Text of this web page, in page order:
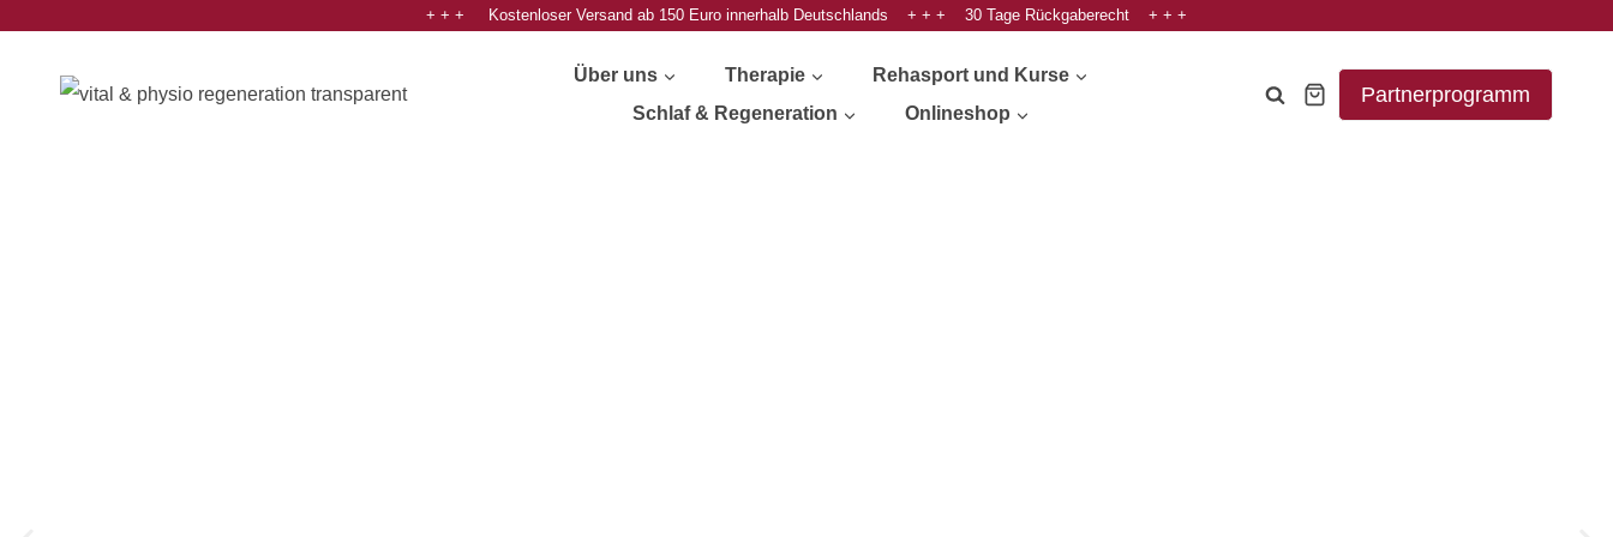
+ + + Kostenloser Versand ab 150 Euro innerhalb Deutschlands + + + 30 Tage Rückgaberecht + + +
Über uns Therapie
Rehasport und Kurse
Schlaf & Regeneration
Onlineshop
Partnerprogramm